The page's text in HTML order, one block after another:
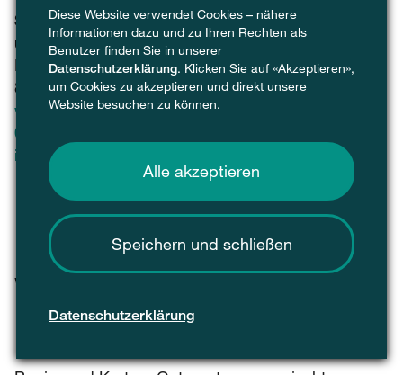
SPKF Verband Schweizerischer Papier-, Karton-
und Folienhersteller
Bergstrasse 110
8032 Zürich
www.spkf.ch
044 266 99 20
info
@spkf.ch
Weitere Infos
und Fachartikel
Diese Website verwendet Cookies – nähere
Informationen dazu und zu Ihren Rechten als
Benutzer finden Sie in unserer
Datenschutzerklärung. Klicken Sie auf «Akzeptieren»,
um Cookies zu akzeptieren und direkt unsere
Website besuchen zu können.
Alle akzeptieren
Speichern und schließen
Datenschutzerklärung